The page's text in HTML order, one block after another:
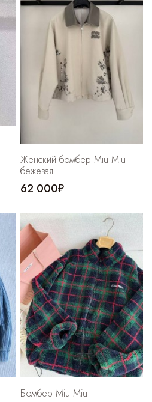
Женский бомбер Miu Miu
бежевая
62 000₽
Бомбер Miu Miu